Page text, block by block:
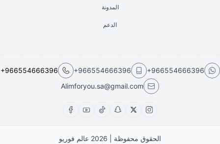
المدونة
الدعم
+966554666396
+966554666396
+966554666396
Alimforyou.sa@gmail.com
الحقوق محفوظة | 2026 عالم فوريو